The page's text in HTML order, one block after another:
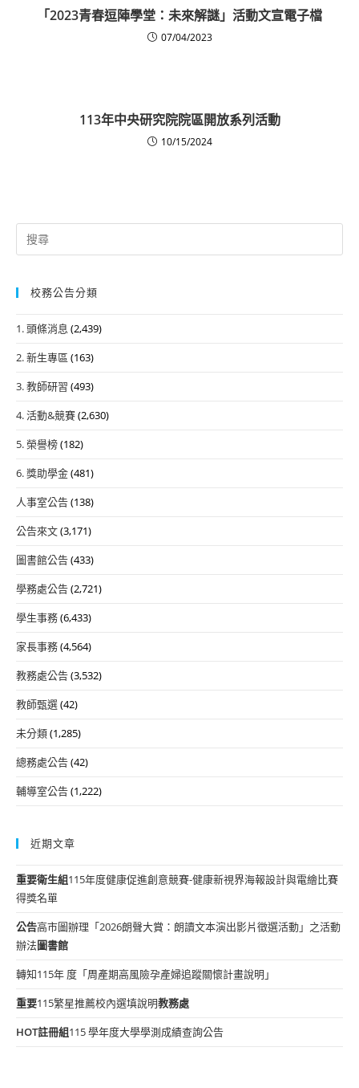
「2023青春逗陣學堂：未來解謎」活動文宣電子檔
07/04/2023
113年中央研究院院區開放系列活動
10/15/2024
Search
for:
校務公告分類
1. 頭條消息 (2,439)
2. 新生專區 (163)
3. 教師研習 (493)
4. 活動&競賽(2,630)
5. 榮譽榜(182)
6. 獎助學金(481)
人事室公告(138)
公告來文(3,171)
圖書館公告(433)
學務處公告(2,721)
學生事務(6,433)
家長事務(4,564)
教務處公告(3,532)
教師甄選(42)
未分類(1,285)
總務處公告(42)
輔導室公告(1,222)
近期文章
重要衛生組115年度健康促進創意競賽-健康新視界海報設計與電繪比賽
得獎名單
公告高市圖辦理「2026朗聲大賞：朗讀文本演出影片徵選活動」之活動
辦法圖書館
轉知115年 度「周產期高風險孕產婦追蹤關懷計畫說明」
重要115繁星推薦校內選填說明教務處
HOT註冊組115 學年度大學學測成績查詢公告